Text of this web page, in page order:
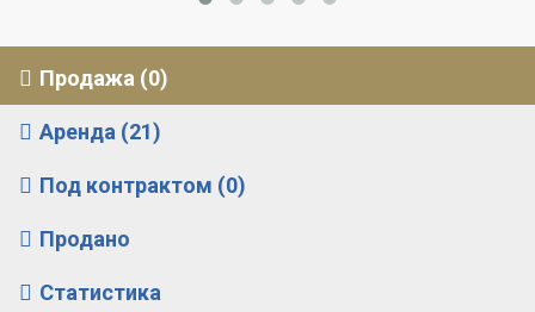
Продажа (0)
Аренда (21)
Под контрактом (0)
Продано
Статистика